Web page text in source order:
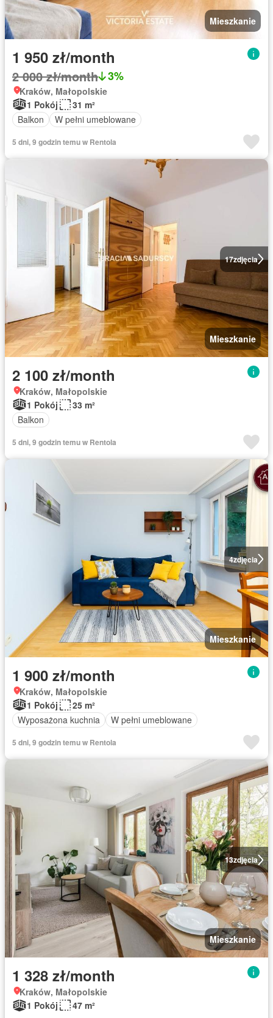
Mieszkanie
1 950 zł/month
2 000 zł/month 3%
Kraków, Małopolskie
1 Pokój
31 m²
Balkon
W pełni umeblowane
5 dni, 9 godzin temu w Rentola
17zdjęcia
Mieszkanie
2 100 zł/month
Kraków, Małopolskie
1 Pokój
33 m²
Balkon
5 dni, 9 godzin temu w Rentola
4zdjęcia
Mieszkanie
1 900 zł/month
Kraków, Małopolskie
1 Pokój
25 m²
Wyposażona kuchnia
W pełni umeblowane
5 dni, 9 godzin temu w Rentola
13zdjęcia
Mieszkanie
1 328 zł/month
Kraków, Małopolskie
1 Pokój
47 m²